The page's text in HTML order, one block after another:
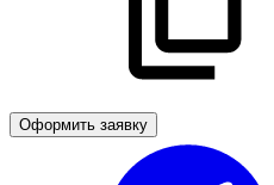
Оформить заявку